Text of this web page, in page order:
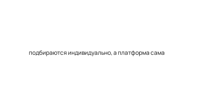
подбираются индивидуально, а платформа сама